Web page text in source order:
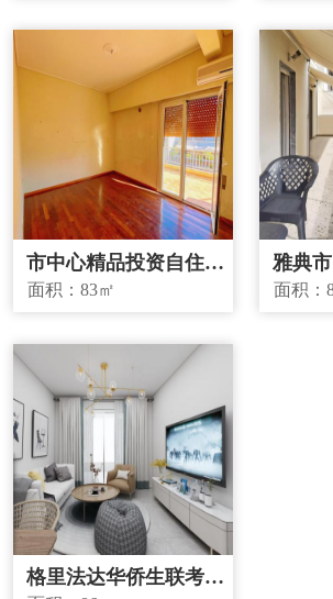
市中心精品投资自住两
宜房源
面积：83㎡
雅典
源
面积：
格里法达华侨生联考学